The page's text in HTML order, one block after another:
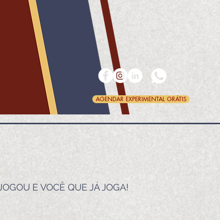
AGENDAR EXPERIMENTAL GRÁTIS
E VOCÊ QUE JÁ JOGA!